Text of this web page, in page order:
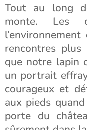
Tout au long
monte. Les
rencontres plus
que notre lapin
un portrait
courageux et
aux pieds
porte du